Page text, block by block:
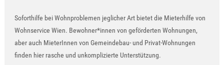
Soforthilfe bei Wohnproblemen jeglicher Art bietet die Mieterhilfe von
Wohnservice Wien. Bewohner*innen von geförderten Wohnungen,
aber auch MieterInnen von Gemeindebau- und Privat-Wohnungen
finden hier rasche und unkomplizierte Unterstützung.